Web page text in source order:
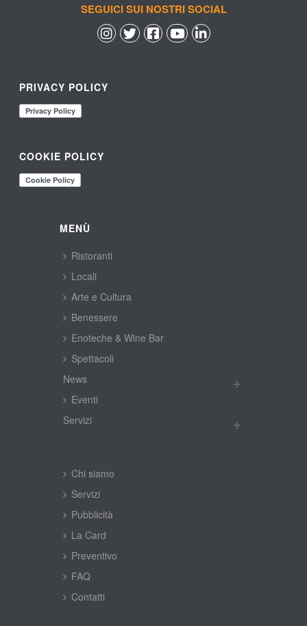
SEGUICI SUI NOSTRI SOCIAL
PRIVACY POLICY
COOKIE POLICY
MENÙ
Ristoranti
Locali
Arte e Cultura
Benessere
Enoteche & Wine Bar
Spettacoli
New
Eventi
Servizi
Chi siamo
Servizi
Pubblicità
La Card
Preventivo
FAQ
Contatti